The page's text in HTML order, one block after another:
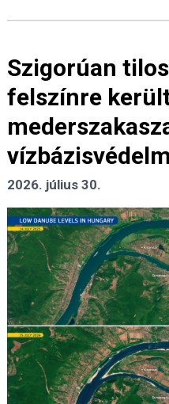
Szigorúan
felszínre
2026. július 30.